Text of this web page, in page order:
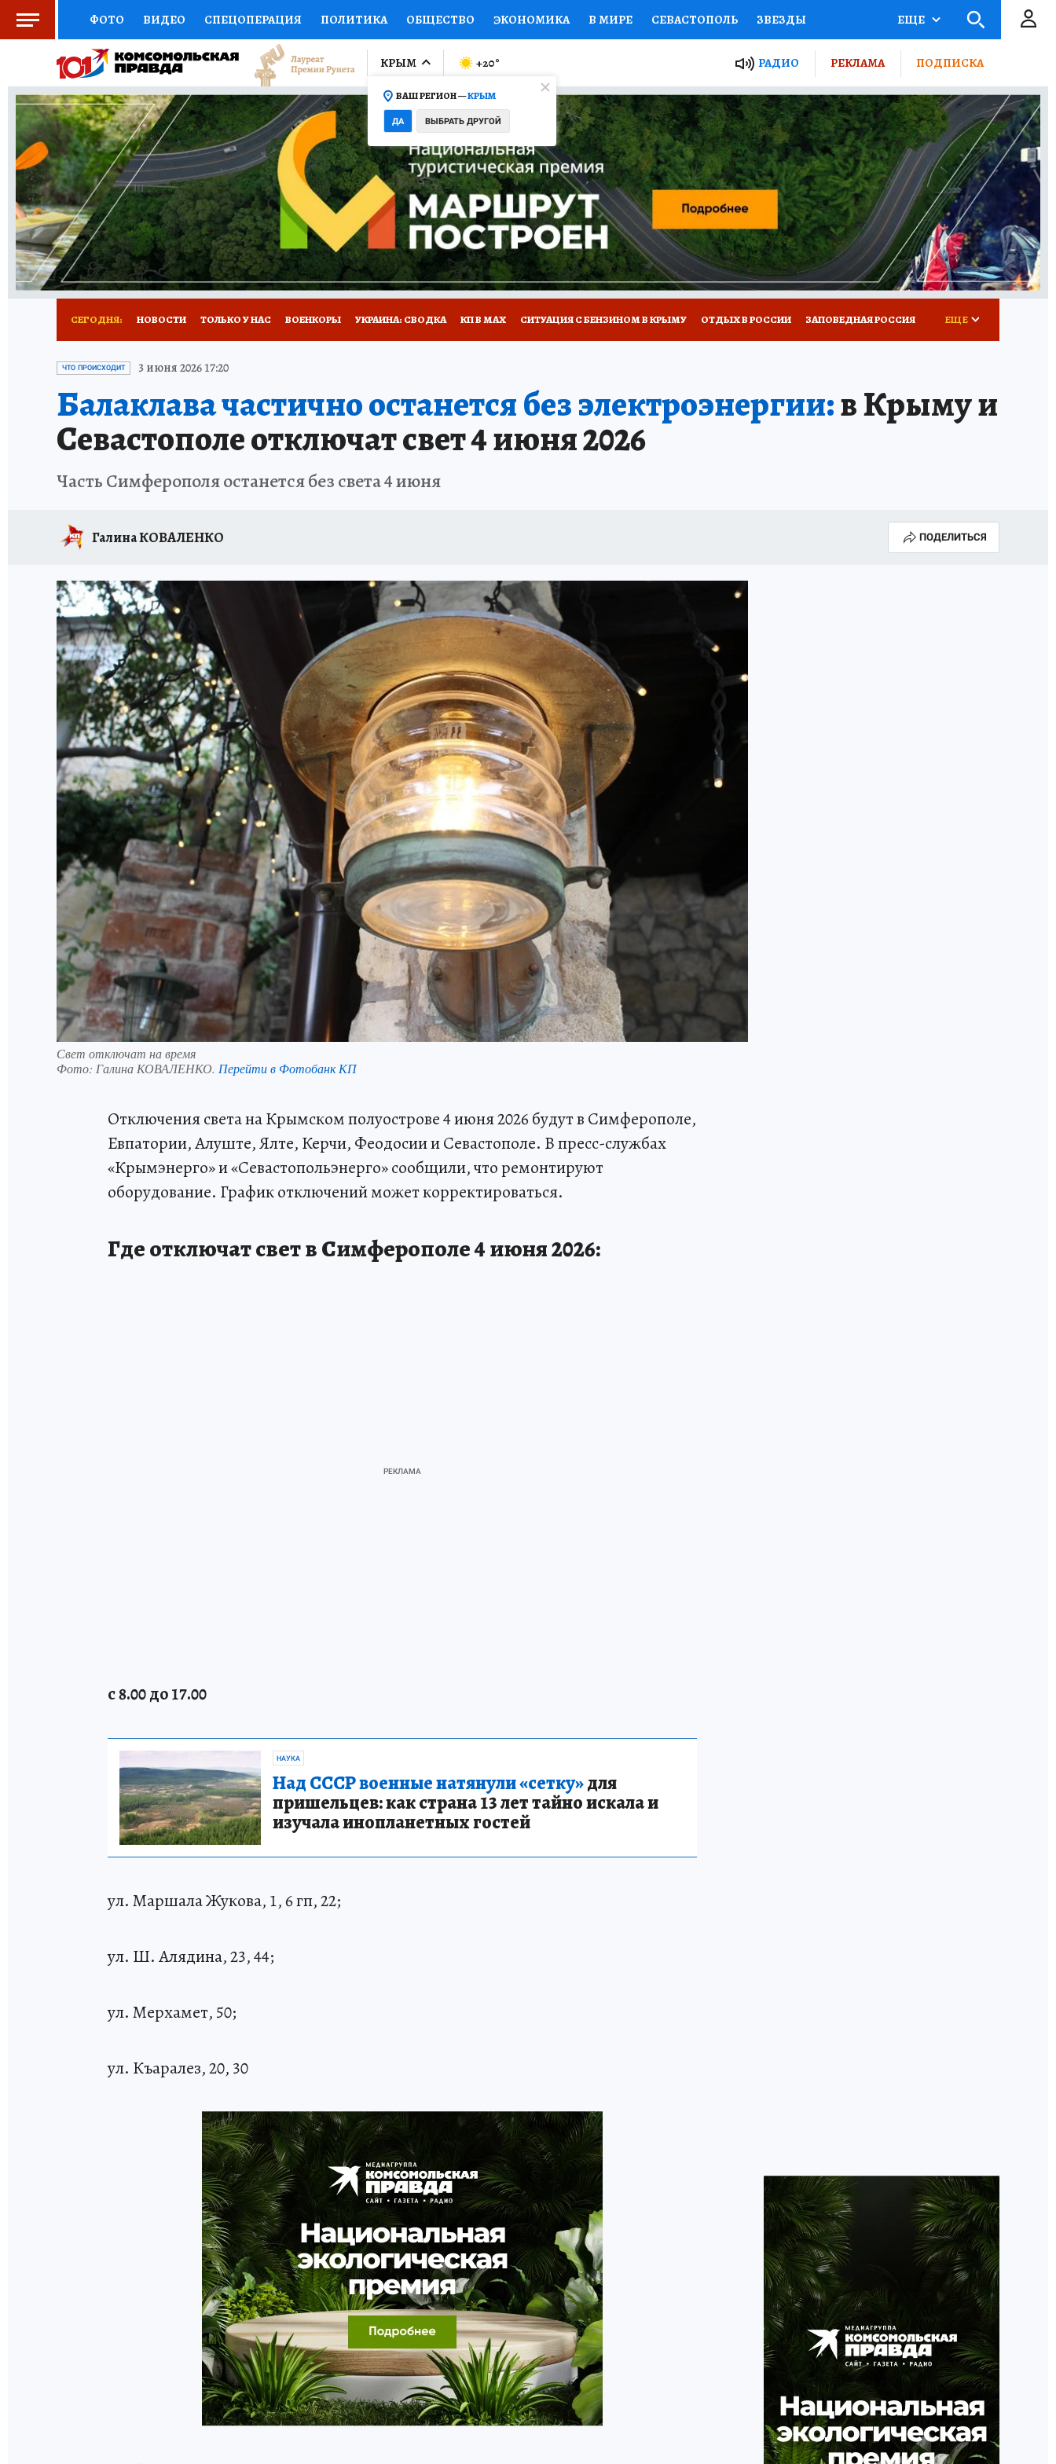
ФОТО ВИДЕО СПЕЦОПЕРАЦИЯ ПОЛИТИКА ОБЩЕСТВО ЭКОНОМИКА В МИРЕ СЕВАСТОПОЛЬ ЗВЕЗДЫ
ЗДОРОВЬЕ СОЦПОДДЕРЖКА НАУКА СПОРТ КОЛУМНИСТЫ НАЦИОНАЛЬНЫЕ ПРОЕКТЫ РОССИИ
ВЫБОР ЭКСПЕРТОВ ДОКТОР ФИНАНСЫ ОТКРЫВАЕМ МИР СЕМЬЯ ЖЕНСКИЕ СЕКРЕТЫ ПУТЕВОДИТЕЛЬ
КНИЖНАЯ ПОЛКА ПРОГНОЗЫ НА СПОРТ ПРОМОКОДЫ СЕРИАЛЫ СПЕЦПРОЕКТЫ ДЕФИЦИТ ЖЕЛЕЗА ТУРИЗМ
ПРЕСС-ЦЕНТР НЕДВИЖИМОСТЬ ТЕЛЕВИЗОР КОНКУРСЫ РАБОТА У НАС ГИД ПОТРЕБИТЕЛЯ ВСЕ О КП РАДИО КП
КОЛЛЕКЦИИ РЕКЛАМА ТЕСТЫ НОВОЕ НА САЙТЕ
ЕЩЕ
КРЫМ
ВАШ РЕГИОН —КРЫМ
ДА ВЫБРАТЬ ДРУГОЙ
+20° РАДИО РЕКЛАМА ПОДПИСКА
СЕГОДНЯ: НОВОСТИ ТОЛЬКО У НАС ВОЕНКОРЫ УКРАИНА: СВОДКА КП В МАХ СИТУАЦИЯ С БЕНЗИНОМ В КРЫМУ ОТДЫХ В РОССИИ ЗАПОВЕДНАЯ РОССИЯ
СИТУАЦИЯ С МАЗУТОМ В КРЫМУ
ЕЩЕ
ЧТО ПРОИСХОДИТ 3 июня 2026 17:20
Балаклава частично останется без электроэнергии:в Крыму и
Севастополе отключат свет 4 июня 2026
Часть Симферополя останется без света 4 июня
Галина КОВАЛЕНКО ПОДЕЛИТЬСЯ
Свет отключат на время
Фото: Галина КОВАЛЕНКО. Перейти в Фотобанк КП
Отключения света на Крымском полуострове 4 июня 2026 будут в Симферополе,
Евпатории, Алуште, Ялте, Керчи, Феодосии и Севастополе. В пресс-службах
«Крымэнерго» и «Севастопольэнерго» сообщили, что ремонтируют
оборудование. График отключений может корректироваться.
Где отключат свет в Симферополе 4 июня 2026:
с 8.00 до 17.00
НАУКА
Над СССР военные натянули «сетку»для
пришельцев: как страна 13 лет тайно искала и
изучала инопланетных гостей
ул. Маршала Жукова, 1, 6 гп, 22;
ул. Ш. Алядина, 23, 44;
ул. Мерхамет, 50;
ул. Къаралез, 20, 30